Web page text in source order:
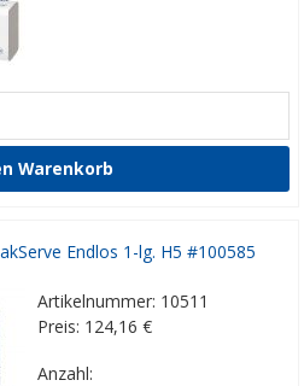
Endlos 1-lg. H5 #100585
Artikelnummer: 10511
Preis: 124,16 €
Anzahl: